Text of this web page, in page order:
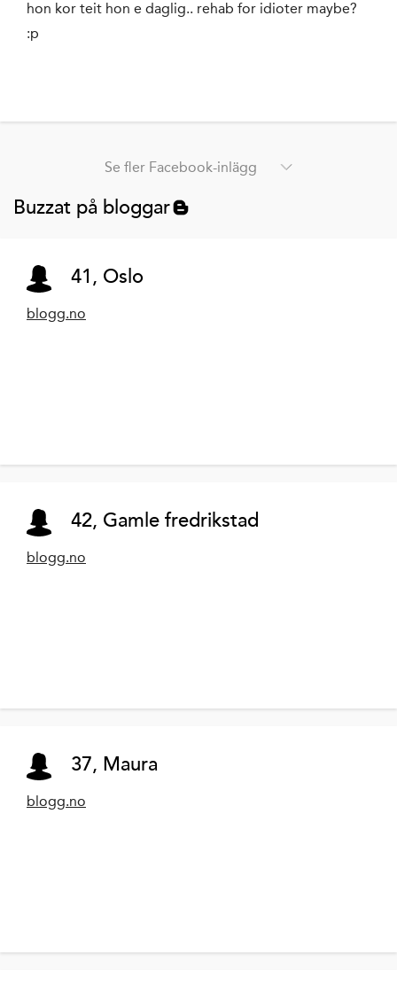
hon kor teit hon e daglig.. rehab for idioter maybe?
:p
Se fler Facebook-inlägg
Buzzat på bloggar
41, Oslo
blogg.no
42, Gamle fredrikstad
blogg.no
37, Maura
blogg.no